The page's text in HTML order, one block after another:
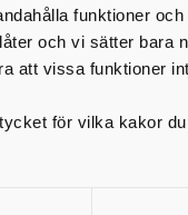
funktioner
och vi sätter bara
att vissa funktioner
för vilka kakor